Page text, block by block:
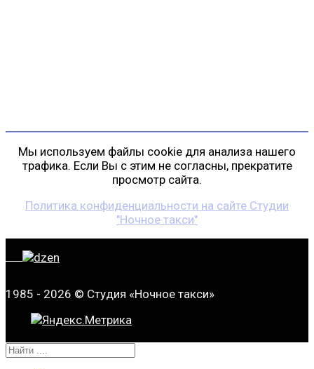
Мы используем файлы cookie для анализа нашего
трафика. Если Вы с этим не согласны, прекратите
просмотр сайта.
Политика конфиденциальности на сайте Студии
"Ночное такси"
1985 - 2026 © Студия «Ночное такси»